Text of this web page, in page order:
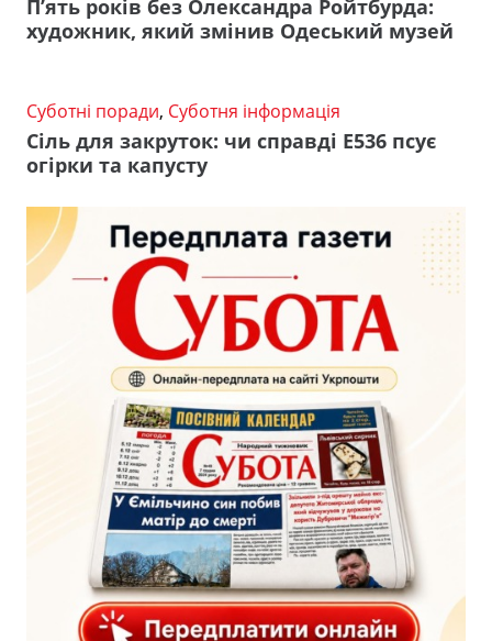
П’ять років без Олександра Ройтбурда:
художник, який змінив Одеський музей
Суботні поради, Суботня інформація
Сіль для закруток: чи справді Е536 псує
огірки та капусту